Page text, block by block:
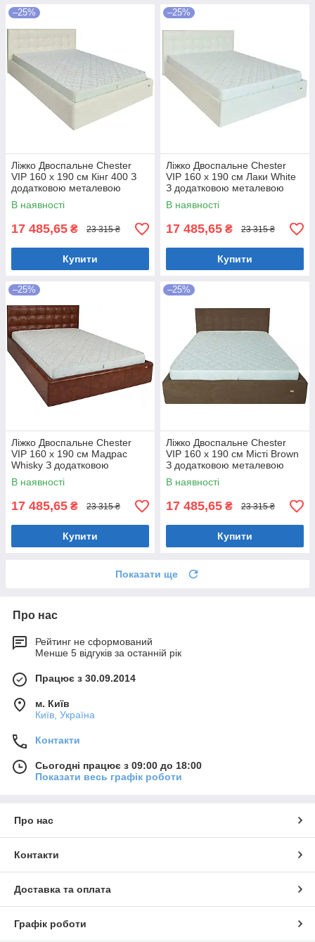
–25%
Ліжко Двоспальне Chester
VIP 160 х 190 см Кінг 400 З
додатковою металевою
цільнозварною рамою C1
Білий
В наявності
17 485,65 ₴ 23 315 ₴
Купити
–25%
Ліжко Двоспальне Chester
VIP 160 х 190 см Лаки White
З додатковою металевою
цільнозварною рамою Білий
В наявності
17 485,65 ₴ 23 315 ₴
Купити
–25%
Ліжко Двоспальне Chester
VIP 160 х 190 см Мадрас
Whisky З додатковою
металевою цільнозварною
рамою Коричневий
В наявності
17 485,65 ₴ 23 315 ₴
Купити
–25%
Ліжко Двоспальне Chester
VIP 160 х 190 см Місті Brown
З додатковою металевою
цільнозварною рамою
Коричневий
В наявності
17 485,65 ₴ 23 315 ₴
Купити
Показати ще
Про нас
Рейтинг не сформований
Менше 5 відгуків за останній рік
Працює з 30.09.2014
м. Київ
Київ, Україна
Контакти
Сьогодні працює з 09:00 до 18:00
Показати весь графік роботи
Про нас
Контакти
Доставка та оплата
Графік роботи